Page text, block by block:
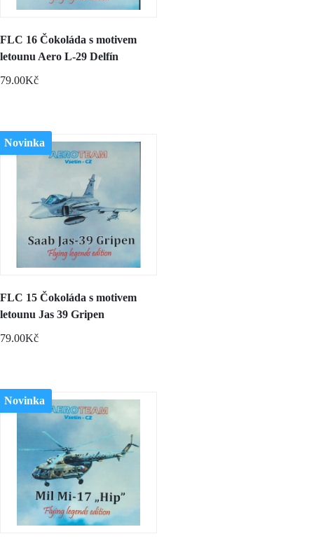
FLC 16 Čokoláda s motivem
letounu Aero L-29 Delfín
79.00Kč
Novinka
FLC 15 Čokoláda s motivem
letounu Jas 39 Gripen
79.00Kč
Novinka